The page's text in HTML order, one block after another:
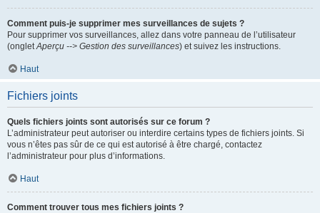
Comment puis-je supprimer mes surveillances de sujets ?
Pour supprimer vos surveillances, allez dans votre panneau de l’utilisateur
(ongletAperçu --> Gestion des surveillances) et suivez les instructions.
Haut
Fichiers joints
Quels fichiers joints sont autorisés sur ce forum ?
L’administrateur peut autoriser ou interdire certains types de fichiers joints. Si
vous n’êtes pas sûr de ce qui est autorisé à être chargé, contactez
l’administrateur pour plus d’informations.
Haut
Comment trouver tous mes fichiers joints ?